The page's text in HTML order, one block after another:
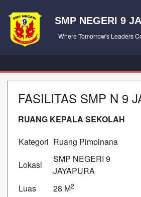
SMP NEGERI 9
Where Tomorrow's Leaders
FASILITAS SMP N 9
RUANG KEPALA SEKOLAH
Kategori Ruang Pimpinana
Lokasi
SMP NEGERI 9
JAYAPURA
Luas
28 M2